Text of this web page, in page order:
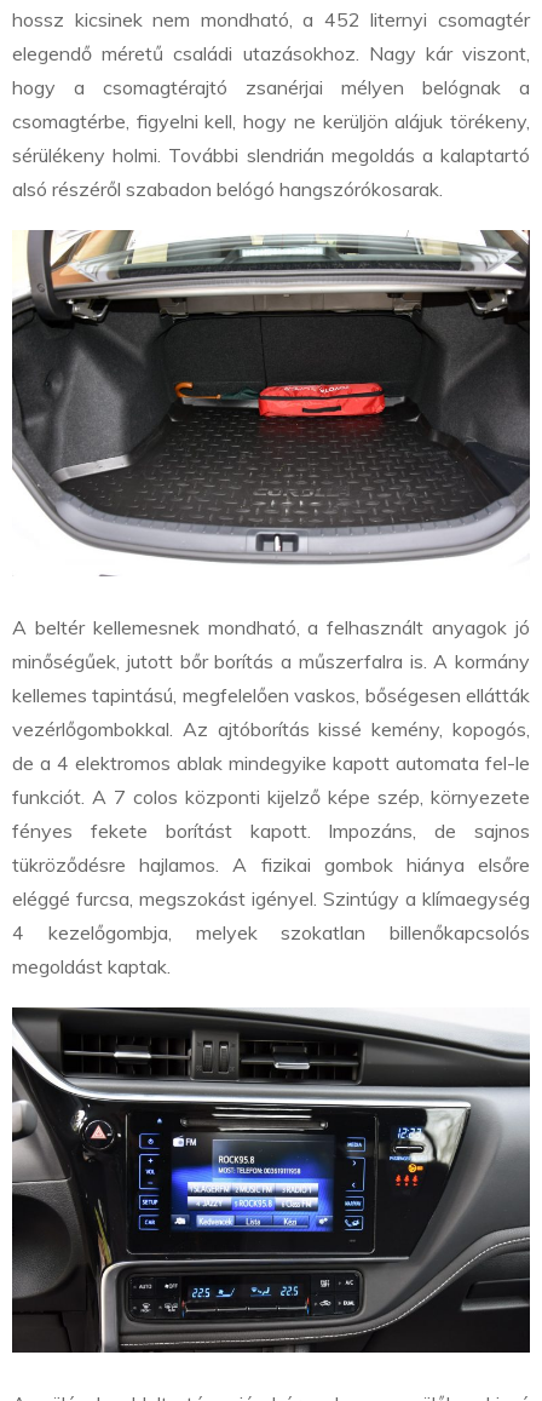
hossz kicsinek nem mondható, a 452 liternyi csomagtér
elegendő méretű családi utazásokhoz. Nagy kár viszont,
hogy a csomagtérajtó zsanérjai mélyen belógnak a
csomagtérbe, figyelni kell, hogy ne kerüljön alájuk törékeny,
sérülékeny holmi. További slendrián megoldás a kalaptartó
alsó részéről szabadon belógó hangszórókosarak.
A beltér kellemesnek mondható, a felhasznált anyagok jó
minőségűek, jutott bőr borítás a műszerfalra is. A kormány
kellemes tapintású, megfelelően vaskos, bőségesen ellátták
vezérlőgombokkal. Az ajtóborítás kissé kemény, kopogós,
de a 4 elektromos ablak mindegyike kapott automata fel-le
funkciót. A 7 colos központi kijelző képe szép, környezete
fényes fekete borítást kapott. Impozáns, de sajnos
tükröződésre hajlamos. A fizikai gombok hiánya elsőre
eléggé furcsa, megszokást igényel. Szintúgy a klímaegység
4 kezelőgombja, melyek szokatlan billenőkapcsolós
megoldást kaptak.